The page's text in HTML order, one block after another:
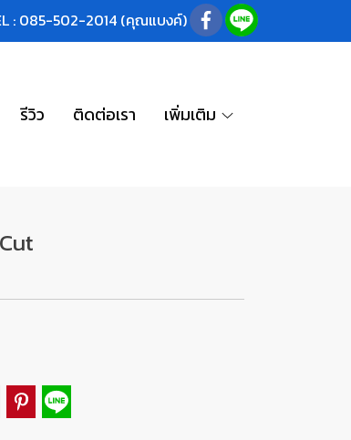
: 085-502-2014 (คุณแบงค์)
รีวิว ติดต่อเรา เพิ่มเติม